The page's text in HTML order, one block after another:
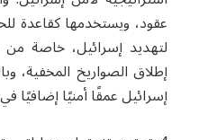
عقود، ويستخدمها كقاعدة
لتهديد إسرائيل، خاصة
إطلاق الصواريخ المخفية،
إسرائيل عمقًا أمنيًا إضافيًا